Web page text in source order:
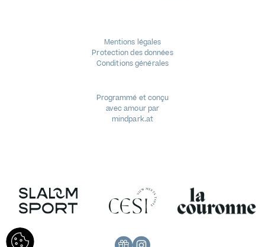
Mentions légales
Protection des données
Conditions générales
Programmé et conçu
avec amour par
mindpark.at